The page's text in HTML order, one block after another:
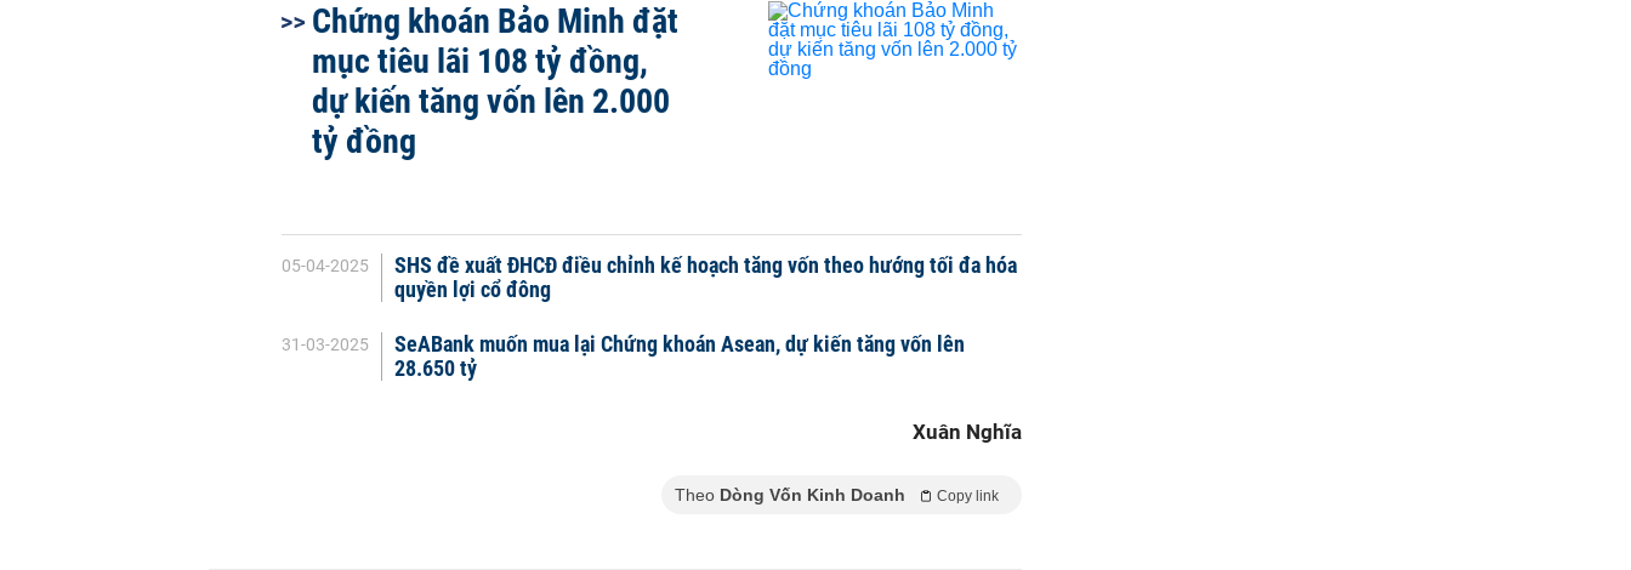
Chứng khoán Bảo Minh đặt
mục tiêu lãi 108 tỷ đồng,
dự kiến tăng vốn lên 2.000
tỷ đồng
05-04-2025
SHS đề xuất ĐHCĐ điều chỉnh kế hoạch tăng vốn theo hướng tối đa hóa
quyền lợi cổ đông
31-03-2025
SeABank muốn mua lại Chứng khoán Asean, dự kiến tăng vốn lên
28.650 tỷ
Xuân Nghĩa
Theo Dòng Vốn Kinh Doanh Copy link